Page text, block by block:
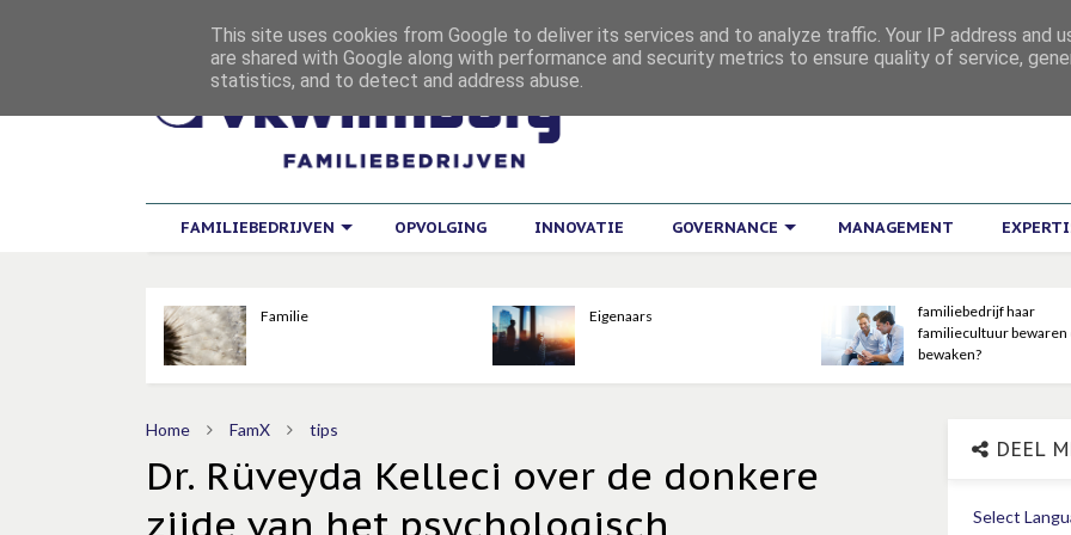
FAMILIEBEDRIJVEN OPVOLGING INNOVATIE GOVERNANCE MANAGEMENT
Familie Eigenaars
familiebedrijf haar
familiecultuur bewaren
bewaken?
Home FamX tips
Dr. Rüveyda Kelleci over de donkere
zijde van het psychologisch
DEEL
Select
This site uses cookies from Google to deliver its services and to analyze traffic. Your IP address and
are shared with Google along with performance and security metrics to ensure quality of service,
statistics, and to detect and address abuse.